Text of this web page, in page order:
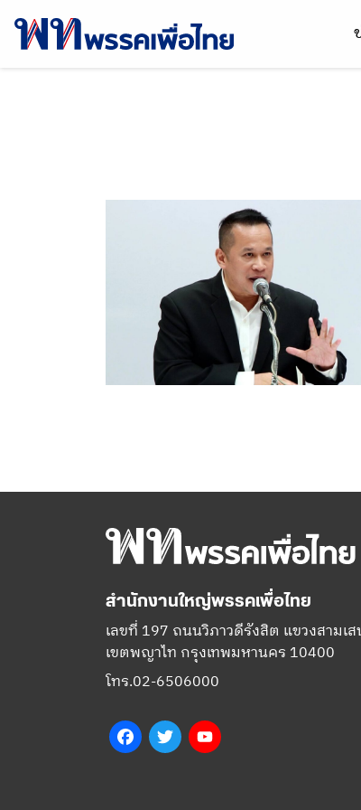
สำนักงานใหญ่พรรคเพื่อไทย
เลขที่ 197 ถนนวิภาวดีรังสิต แขวงสามเส
เขตพญาไท กรุงเทพมหานคร 10400
โทร.02-6506000
FacebookTwitter